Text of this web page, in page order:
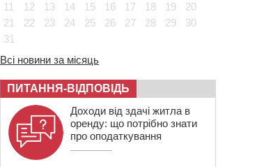
11
12 13 14 15 16 17 18 19
20
21
22 23 24 25 26 27 28 29
30
31
Всі новини за місяць
ПИТАННЯ-ВІДПОВІДЬ
Доходи від здачі житла в
оренду: що потрібно знати
про оподаткування